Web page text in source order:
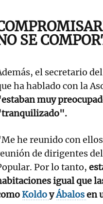
SE
el secretario
ha hablado con la
muy
he reunido con
de dirigentes
Por lo tanto,
igual que
KoldoyÁbalosen